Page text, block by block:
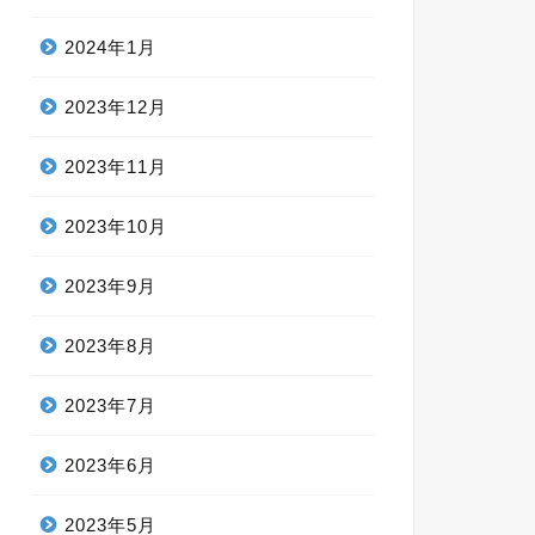
2024年1月
2023年12月
2023年11月
2023年10月
2023年9月
2023年8月
2023年7月
2023年6月
2023年5月